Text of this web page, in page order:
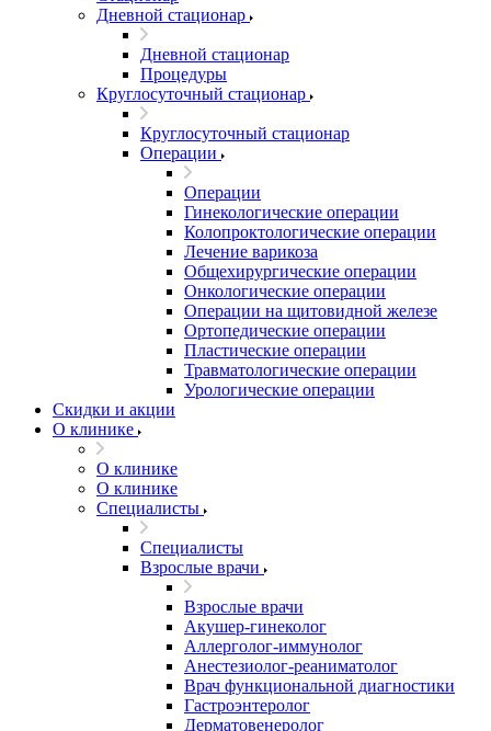
Дневной стационар
Дневной стационар
Процедуры
Круглосуточный стационар
Круглосуточный стационар
Операции
Операции
Гинекологические операции
Колопроктологические операции
Лечение варикоза
Общехирургические операции
Онкологические операции
Операции на щитовидной железе
Ортопедические операции
Пластические операции
Травматологические операции
Урологические операции
Скидки и акции
О клинике
О клинике
О клинике
Специалисты
Специалисты
Взрослые врачи
Взрослые врачи
Акушер-гинеколог
Аллерголог-иммунолог
Анестезиолог-реаниматолог
Врач функциональной диагностики
Гастроэнтеролог
Дерматовенеролог